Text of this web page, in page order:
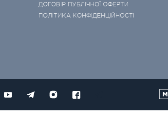
ДОГОВІР ПУБЛІЧНОЇ ОФЕРТИ
ПОЛІТИКА КОНФІДЕНЦІЙНОСТІ